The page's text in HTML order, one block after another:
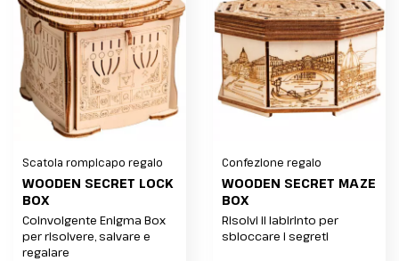
Scatola rompicapo regalo
WOODEN SECRET LOCK
BOX
Coinvolgente Enigma Box
per risolvere, salvare e
regalare
Confezione regalo
WOODEN SECRET MAZE
BOX
Risolvi il labirinto per
sbloccare i segreti